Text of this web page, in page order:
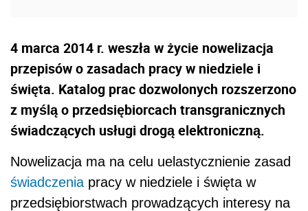
4 marca 2014 r. weszła w życie nowelizacja
przepisów o zasadach pracy w niedziele i
święta. Katalog prac dozwolonych rozszerzono
z myślą o przedsiębiorcach transgranicznych
świadczących usługi drogą elektroniczną.
Nowelizacja ma na celu uelastycznienie zasad
świadczenia pracy w niedziele i święta w
przedsiębiorstwach prowadzących interesy na